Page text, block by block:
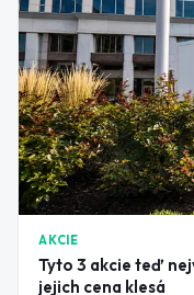
AKCIE
Tyto 3 akcie teď
jejich cena klesá